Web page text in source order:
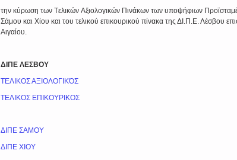
την κύρωση των Tελικών Aξιολογικών Πινάκων των υποψήφιων
Σάμου και Χίου και του τελικού επικουρικού πίνακα της ΔΙ.Π.Ε. Λέσβου
Αιγαίου.
ΔΙΠΕ ΛΕΣΒΟΥ
ΤΕΛΙΚΟΣ ΑΞΙΟΛΟΓΙΚΌΣ
ΤΕΛΙΚΟΣ ΕΠΙΚΟΥΡΙΚΟΣ
ΔΙΠΕ ΣΑΜΟΥ
ΔΙΠΕ ΧΙΟΥ